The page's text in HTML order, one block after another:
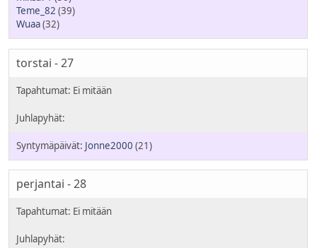
Teme_82 (39)
Wuaa(32)
torstai - 27
Jonne2000 (21)
perjantai - 28